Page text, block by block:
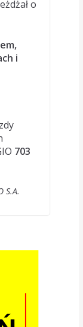
o
i
703
S.A.